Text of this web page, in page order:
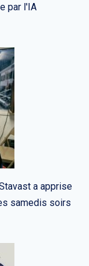
par l'IA
a apprise
samedis soirs